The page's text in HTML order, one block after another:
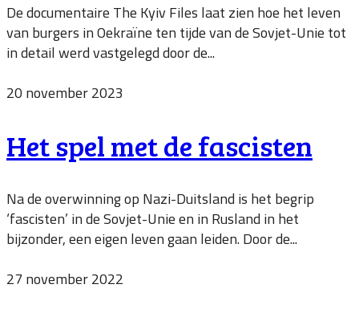
De documentaire The Kyiv Files laat zien hoe het leven
van burgers in Oekraïne ten tijde van de Sovjet-Unie tot
in detail werd vastgelegd door de...
20 november 2023
Het spel met de fascisten
Na de overwinning op Nazi-Duitsland is het begrip
‘fascisten’ in de Sovjet-Unie en in Rusland in het
bijzonder, een eigen leven gaan leiden. Door de...
27 november 2022